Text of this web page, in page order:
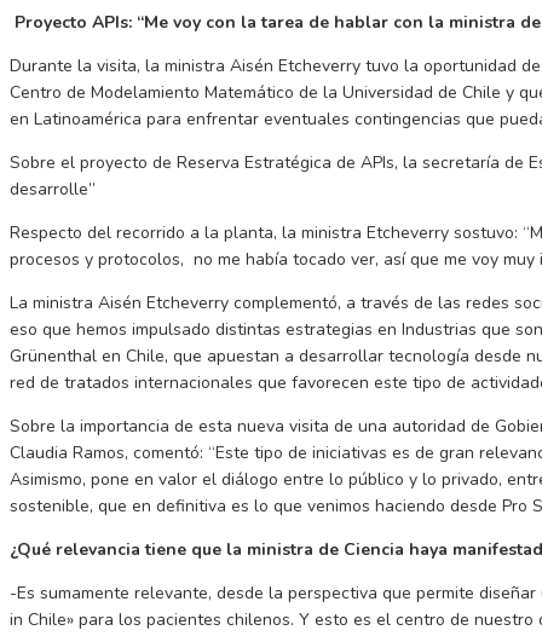
Proyecto APIs: “Me voy con la tarea de hablar con la ministra
Durante la visita, la ministra Aisén Etcheverry tuvo la oportunidad
Centro de Modelamiento Matemático de la Universidad de Chile y
en Latinoamérica para enfrentar eventuales contingencias que
Sobre el proyecto de Reserva Estratégica de APIs, la secretaría de
desarrolle”
Respecto del recorrido a la planta, la ministra Etcheverry sostuvo:
procesos y protocolos, no me había tocado ver, así que me voy muy
La ministra Aisén Etcheverry complementó, a través de las redes
eso que hemos impulsado distintas estrategias en Industrias que
Grünenthal en Chile, que apuestan a desarrollar tecnología desde
red de tratados internacionales que favorecen este tipo de
Sobre la importancia de esta nueva visita de una autoridad de
Claudia Ramos, comentó: “Este tipo de iniciativas es de gran
Asimismo, pone en valor el diálogo entre lo público y lo privado,
sostenible, que en definitiva es lo que venimos haciendo desde Pro
¿Qué relevancia tiene que la ministra de Ciencia haya
-Es sumamente relevante, desde la perspectiva que permite
in Chile» para los pacientes chilenos. Y esto es el centro de